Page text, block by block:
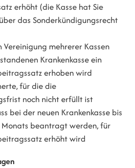
erhöht (die Kasse hat Sie
das Sonderkündigungsrecht
Vereinigung mehrerer Kassen
Krankenkasse ein
erhoben wird
für die die
noch nicht erfüllt ist
bei der neuen Krankenkasse bis
beantragt werden, für
erhöht wird